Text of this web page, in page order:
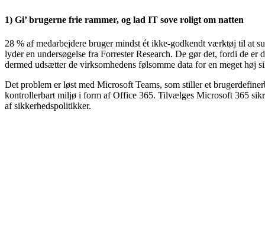
1) Gi’ brugerne frie rammer, og lad IT sove roligt om natten
28 % af medarbejdere bruger mindst ét ikke-godkendt værktøj til at
lyder en undersøgelse fra Forrester Research. De gør det, fordi de
dermed udsætter de virksomhedens følsomme data for en meget høj
Det problem er løst med Microsoft Teams, som stiller et
kontrollerbart miljø i form af Office 365. Tilvælges Microsoft 365
af sikkerhedspolitikker.